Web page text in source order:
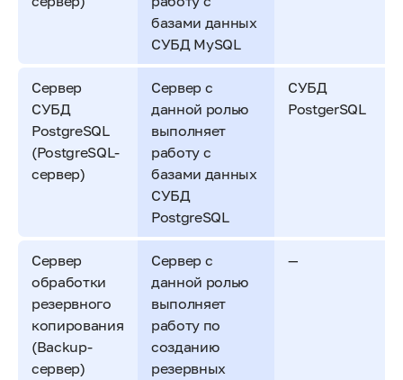
базами данных
СУБД MySQL
Сервер
СУБД
PostgreSQL
(PostgreSQL-
сервер)
Сервер с
данной ролью
выполняет
работу с
базами данных
СУБД
PostgreSQL
СУБД
PostgerSQL
Сервер
обработки
резервного
копирования
(Backup-
сервер)
Сервер с
данной ролью
выполняет
работу по
созданию
резервных
—